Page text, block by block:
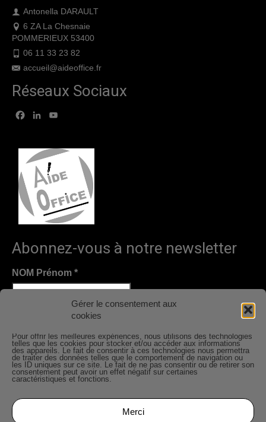
Gérer le consentement aux
cookies
Pour offrir les meilleures expériences, nous utilisons des technologies
telles que les cookies pour stocker et/ou accéder aux informations
des appareils. Le fait de consentir à ces technologies nous permettra
de traiter des données telles que le comportement de navigation ou
les ID uniques sur ce site. Le fait de ne pas consentir ou de retirer son
consentement peut avoir un effet négatif sur certaines
caractéristiques et fonctions.
Merci
Antonella DARAULT
6 ZA La Chesnaie
POMMERIEUX 53400
06 11 33 23 82
accueil@aideoffice.fr
Réseaux Sociaux
Facebook
LinkedIn
Abonnez-vous à notre newsletter
NOM Prénom *
Nous gardons vos données privées et ne les partageons
qu’avec les tierces parties qui rendent ce service